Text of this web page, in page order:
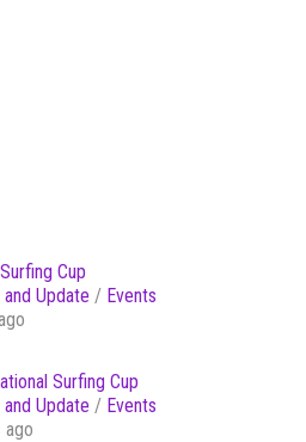
Cup
Update / Events
Surfing Cup
Update / Events
ago